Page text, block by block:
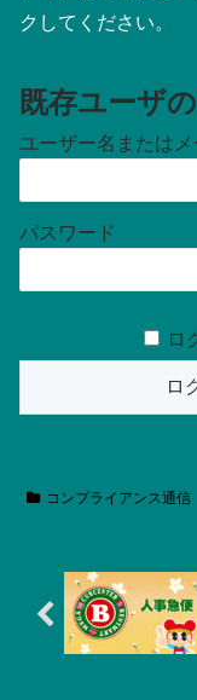
クしてください。
既存ユーザ
ユーザー名または
パスワード
ロ
コンプライアンス通信